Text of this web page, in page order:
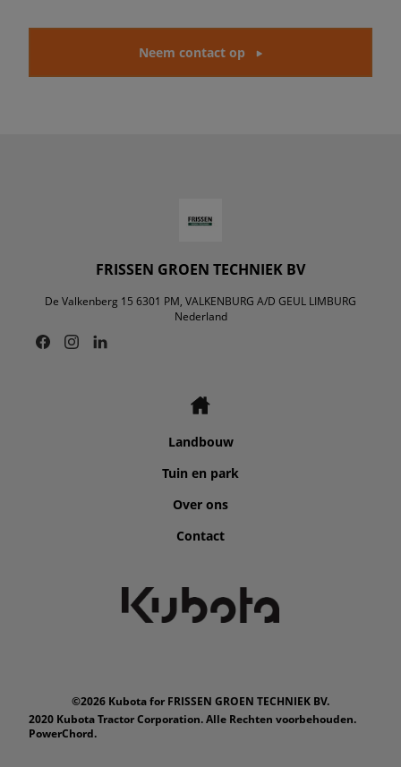
Neem contact op
FRISSEN GROEN TECHNIEK BV
De Valkenberg 15 6301 PM, VALKENBURG A/D GEUL LIMBURG
Nederland
Landbouw
Tuin en park
Over ons
Contact
©2026 Kubota for FRISSEN GROEN TECHNIEK BV.
2020 Kubota Tractor Corporation. Alle Rechten voorbehouden.
PowerChord.